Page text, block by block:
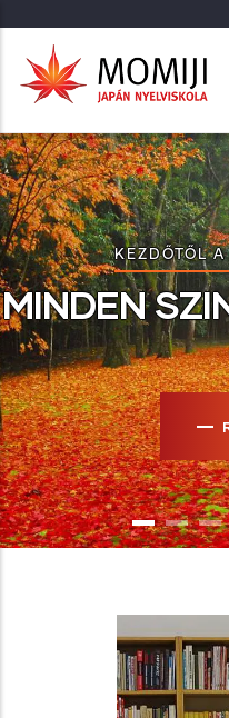
tartalomra
KEZDŐTŐL
MINDEN